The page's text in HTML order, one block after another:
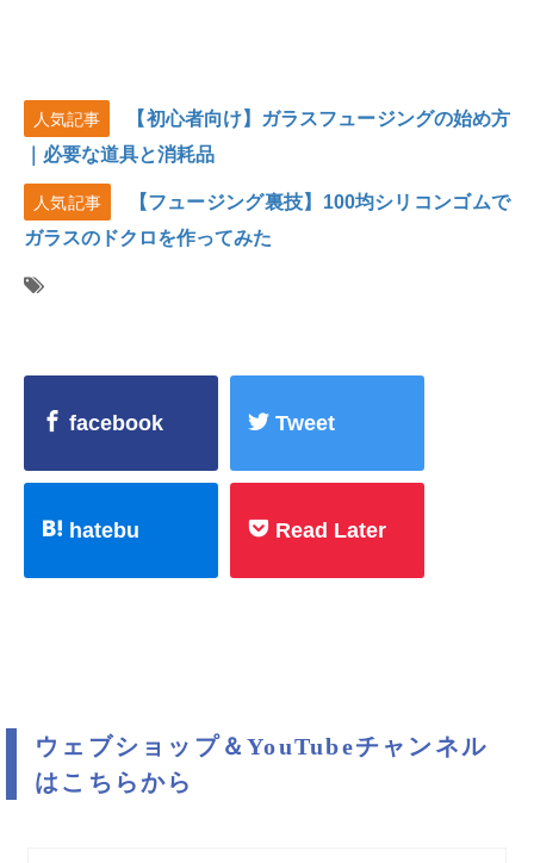
人気記事
【初心者向け】ガラスフュージングの始め方
｜必要な道具と消耗品
人気記事
【フュージング裏技】100均シリコンゴムで
ガラスのドクロを作ってみた
facebook Tweet
hatebu Read Later
ウェブショップ＆YouTubeチャンネル
はこちらから